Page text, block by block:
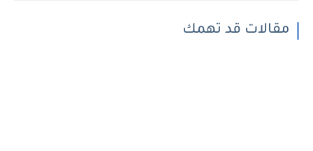
مقالات قد تهمك